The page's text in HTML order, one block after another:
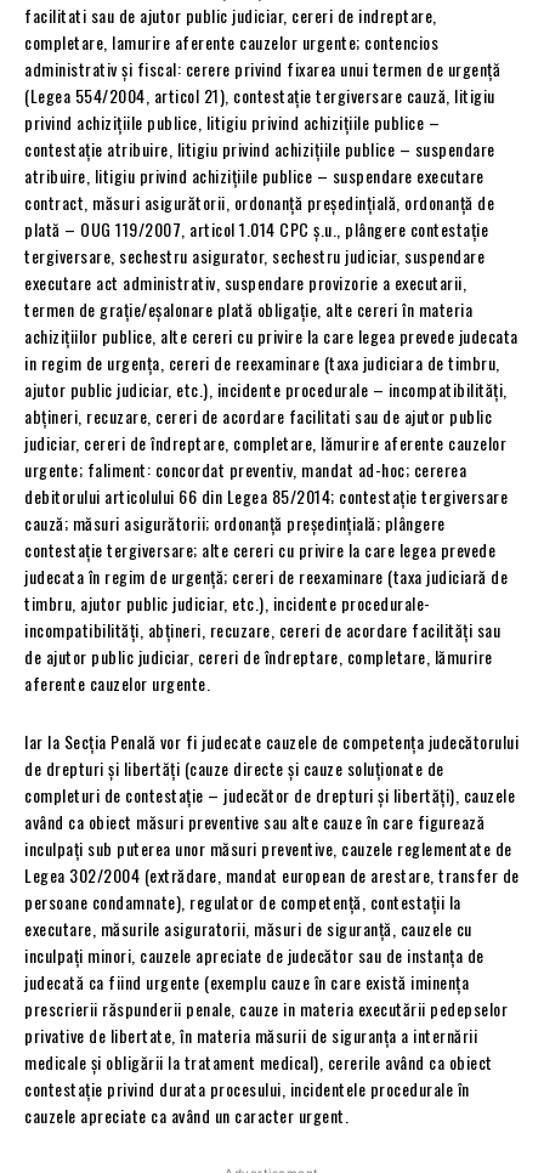
facilitati sau de ajutor public judiciar, cereri de indreptare,
completare, lamurire aferente cauzelor urgente; contencios
administrativ şi fiscal: cerere privind fixarea unui termen de urgenţă
(Legea 554/2004, articol 21), contestaţie tergiversare cauză, litigiu
privind achiziţiile publice, litigiu privind achiziţiile publice –
contestaţie atribuire, litigiu privind achiziţiile publice – suspendare
atribuire, litigiu privind achiziţiile publice – suspendare executare
contract, măsuri asigurătorii, ordonanţă preşedinţială, ordonanţă de
plată – OUG 119/2007, articol 1.014 CPC ş.u., plângere contestaţie
tergiversare, sechestru asigurator, sechestru judiciar, suspendare
executare act administrativ, suspendare provizorie a executarii,
termen de graţie/eşalonare plată obligaţie, alte cereri în materia
achiziţiilor publice, alte cereri cu privire la care legea prevede judecata
in regim de urgenţa, cereri de reexaminare (taxa judiciara de timbru,
ajutor public judiciar, etc.), incidente procedurale – incompatibilități,
abțineri, recuzare, cereri de acordare facilitati sau de ajutor public
judiciar, cereri de îndreptare, completare, lămurire aferente cauzelor
urgente; faliment: concordat preventiv, mandat ad-hoc; cererea
debitorului articolului 66 din Legea 85/2014; contestaţie tergiversare
cauză; măsuri asigurătorii; ordonanţă preşedinţială; plângere
contestaţie tergiversare; alte cereri cu privire la care legea prevede
judecata în regim de urgenţă; cereri de reexaminare (taxa judiciară de
timbru, ajutor public judiciar, etc.), incidente procedurale-
incompatibilități, abțineri, recuzare, cereri de acordare facilități sau
de ajutor public judiciar, cereri de îndreptare, completare, lămurire
aferente cauzelor urgente.
Iar la Secţia Penală vor fi judecate cauzele de competenţa judecătorului
de drepturi şi libertăţi (cauze directe şi cauze soluţionate de
completuri de contestaţie – judecător de drepturi şi libertăţi), cauzele
având ca obiect măsuri preventive sau alte cauze în care figurează
inculpaţi sub puterea unor măsuri preventive, cauzele reglementate de
Legea 302/2004 (extrădare, mandat european de arestare, transfer de
persoane condamnate), regulator de competenţă, contestaţii la
executare, măsurile asiguratorii, măsuri de siguranţă, cauzele cu
inculpaţi minori, cauzele apreciate de judecător sau de instanţa de
judecată ca fiind urgente (exemplu cauze în care există iminenţa
prescrierii răspunderii penale, cauze in materia executării pedepselor
privative de libertate, în materia măsurii de siguranţa a internării
medicale și obligării la tratament medical), cererile având ca obiect
contestaţie privind durata procesului, incidentele procedurale în
cauzele apreciate ca având un caracter urgent.